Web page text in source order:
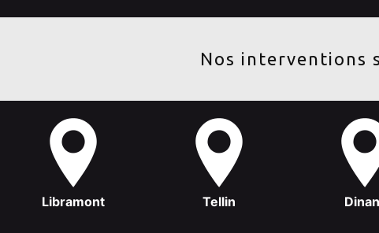
Nos interventions
Libramont Tellin